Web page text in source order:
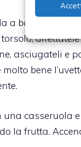
a bagno in
asciugateli e
bene
casseruola
la frutta.